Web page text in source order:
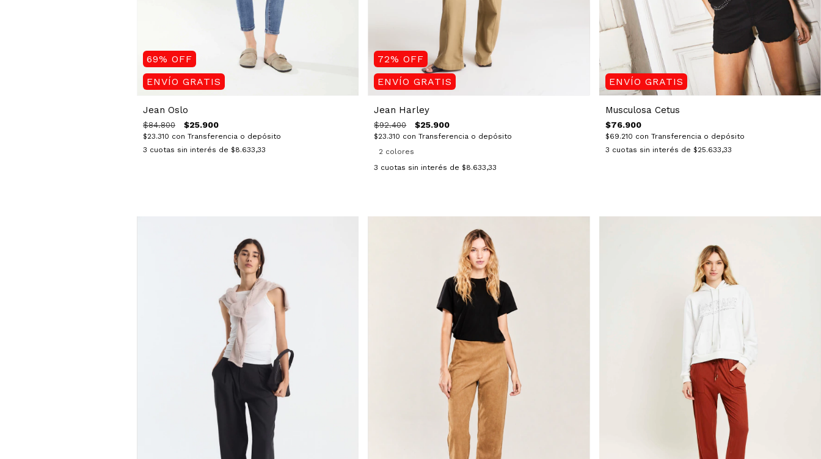
69% OFF
ENVÍO GRATIS
Jean Oslo
$84.800 $25.900
$23.310 con Transferencia o depósito
3 cuotas sin interés de $8.633,33
72%OFF
ENVÍO GRATIS
Jean Harley
$92.400 $25.900
$23.310 con Transferencia o depósito
2 colores
3 cuotas sin interés de$8.633,33
ENVÍO GRATIS
Musculosa Cetus
$76.900
$69.210 con Transferencia o depósito
3 cuotas sin interés de $25.633,33